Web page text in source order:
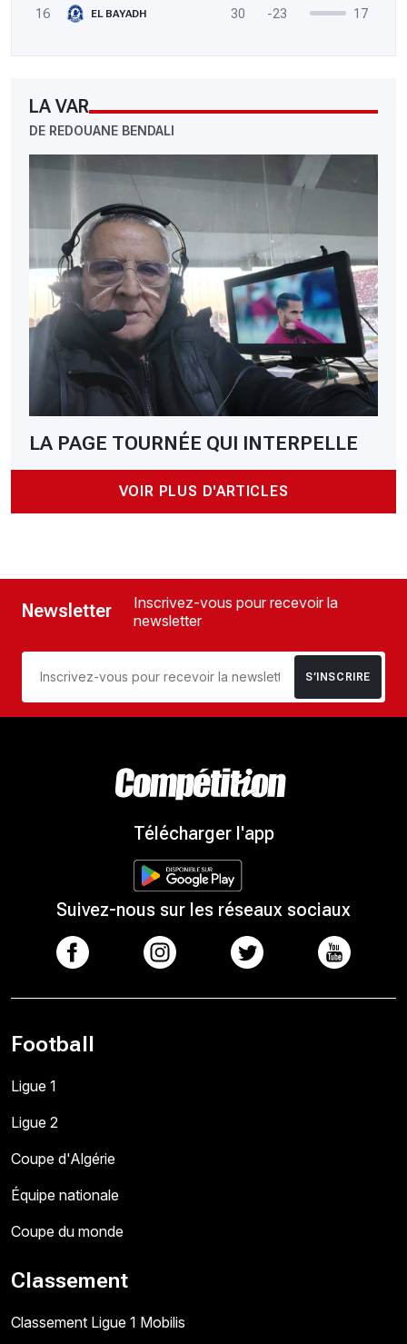
16
EL BAYADH 30 -23 17
LA VAR
DE REDOUANE BENDALI
LA PAGE TOURNÉE QUI INTERPELLE
VOIR PLUS D'ARTICLES
Newsletter
Inscrivez-vous pour recevoir la
newsletter
S’INSCRIRE
Télécharger l'app
Suivez-nous sur les réseaux sociaux
Football
Ligue 1
Ligue 2
Coupe d'Algérie
Équipe nationale
Coupe du monde
Classement
Classement Ligue 1 Mobilis